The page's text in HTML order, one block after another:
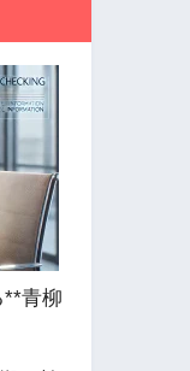
**青柳